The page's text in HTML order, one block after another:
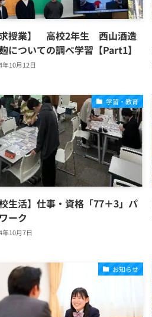
求授業】 高校2年生 西山酒造
についての調べ学習【Part1】
年10月12日
学習・教育
校生活】仕事・資格「77＋3」パ
ーク
年10月7日
お知らせ